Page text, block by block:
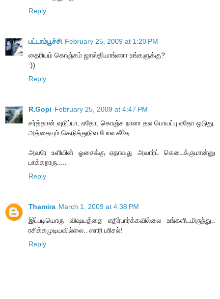
Reply
பட்டாம்பூச்சி February 25, 2009 at 1:20 PM
தைரியம் கொஞ்சம் ஜாஸ்தியாங்ணா உங்களுக்கு?
:))
Reply
R.Gopi February 25, 2009 at 4:47 PM
சர்த்தான் வுடுப்பா, ஏதோ, கொஞ்ச நாளா தல பொயப்பு ஏதோ ஓடுது.
அத்தையும் கெடுத்துடுவ போல கீதே.
அவரே உளியின் ஓசைக்கு ஏதாவது அவார்ட் கெடைக்குமான்னு
பாக்கறாரு.....
Reply
Thamira March 1, 2009 at 4:38 PM
இப்படியொரு விஷயத்தை எதிர்பார்க்கவில்லை உங்களிடமிருந்து..
ரசிக்கமுடியவில்லை.. ஸாரி பரிசல்!
Reply